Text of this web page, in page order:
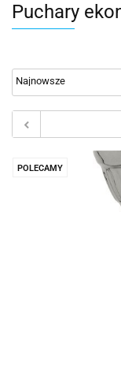
Puchary
POLECAMY